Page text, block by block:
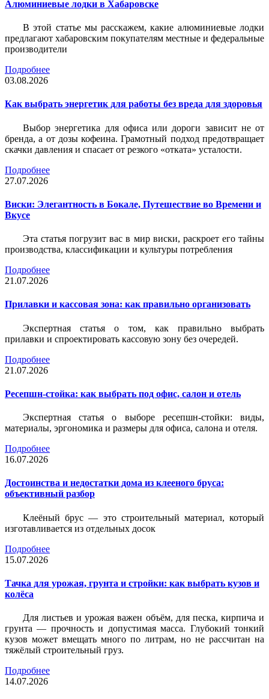
Алюминиевые лодки в Хабаровске
В этой статье мы расскажем, какие алюминиевые лодки
предлагают хабаровским покупателям местные и федеральные
производители
Подробнее
03.08.2026
Как выбрать энергетик для работы без вреда для здоровья
Выбор энергетика для офиса или дороги зависит не от
бренда, а от дозы кофеина. Грамотный подход предотвращает
скачки давления и спасает от резкого «отката» усталости.
Подробнее
27.07.2026
Виски: Элегантность в Бокале, Путешествие во Времени и
Вкусе
Эта статья погрузит вас в мир виски, раскроет его тайны
производства, классификации и культуры потребления
Подробнее
21.07.2026
Прилавки и кассовая зона: как правильно организовать
Экспертная статья о том, как правильно выбрать
прилавки и спроектировать кассовую зону без очередей.
Подробнее
21.07.2026
Ресепшн-стойка: как выбрать под офис, салон и отель
Экспертная статья о выборе ресепшн-стойки: виды,
материалы, эргономика и размеры для офиса, салона и отеля.
Подробнее
16.07.2026
Достоинства и недостатки дома из клееного бруса:
объективный разбор
Клеёный брус — это строительный материал, который
изготавливается из отдельных досок
Подробнее
15.07.2026
Тачка для урожая, грунта и стройки: как выбрать кузов и
колёса
Для листьев и урожая важен объём, для песка, кирпича и
грунта — прочность и допустимая масса. Глубокий тонкий
кузов может вмещать много по литрам, но не рассчитан на
тяжёлый строительный груз.
Подробнее
14.07.2026